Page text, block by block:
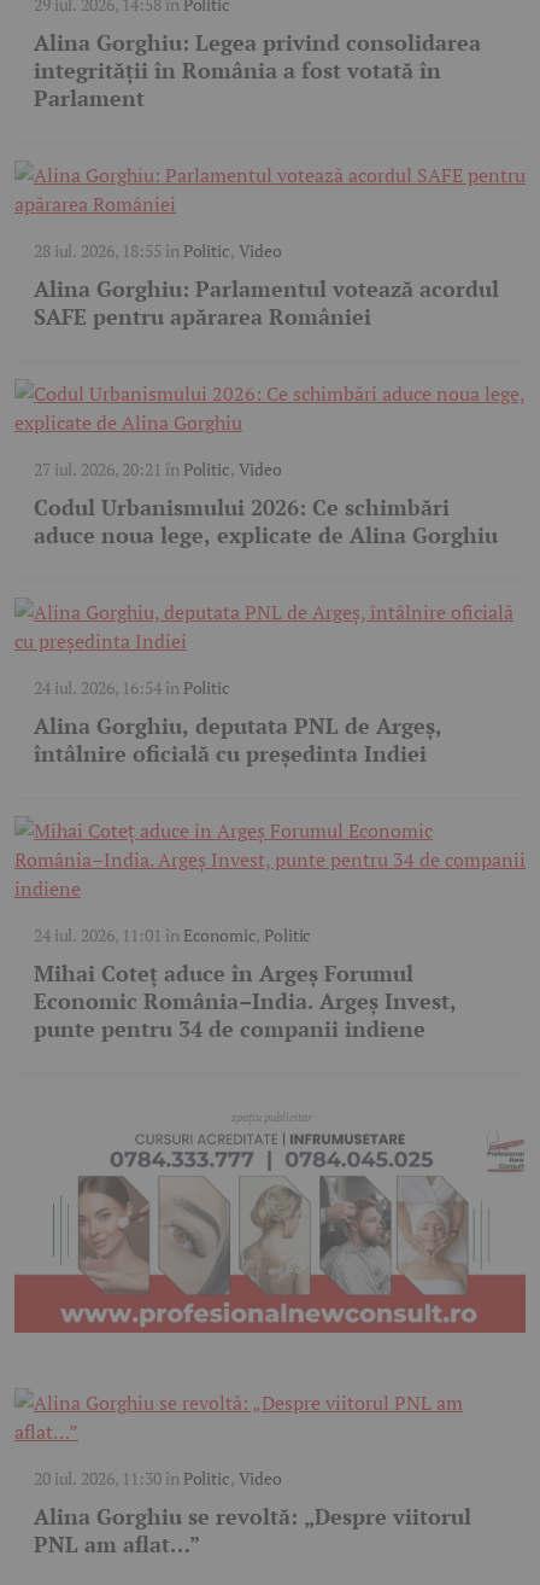
29 iul. 2026, 14:58în Politic
Alina Gorghiu: Legea privind consolidarea
integrității în România a fost votată în
Parlament
28 iul. 2026, 18:55 în Politic, Video
Alina Gorghiu: Parlamentul votează acordul
SAFE pentru apărarea României
27 iul. 2026, 20:21 în Politic, Video
Codul Urbanismului 2026: Ce schimbări
aduce noua lege, explicate de Alina Gorghiu
24 iul. 2026, 16:54în Politic
Alina Gorghiu, deputata PNL de Argeș,
întâlnire oficială cu președinta Indiei
24 iul. 2026, 11:01 în Economic, Politic
Mihai Coteț aduce în Argeș Forumul
Economic România–India. Argeș Invest,
punte pentru 34 de companii indiene
20 iul. 2026, 11:30în Politic, Video
Alina Gorghiu se revoltă: „Despre viitorul
PNL am aflat…”